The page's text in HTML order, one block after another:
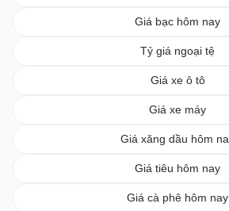
Giá bạc hôm nay
Tỷ giá ngoại tệ
Giá xe ô tô
Giá xe máy
Giá xăng dầu hôm
Giá tiêu hôm nay
Giá cà phê hôm nay